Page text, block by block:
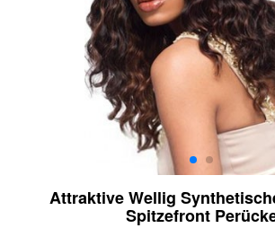
Attraktive Wellig
Spitzefront